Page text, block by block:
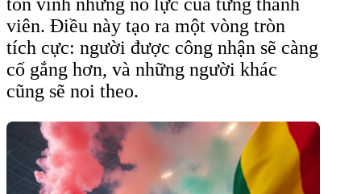
viên. Điều này tạo ra một vòng tròn
tích cực: người được công nhận sẽ càng
cố gắng hơn, và những người khác
cũng sẽ noi theo.